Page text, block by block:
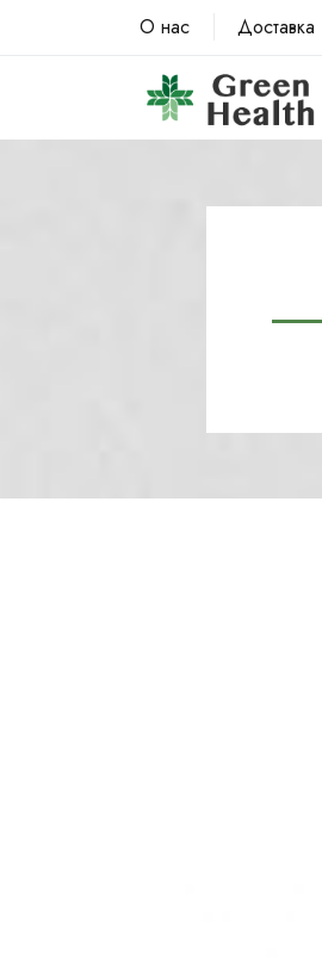
О нас Доставка